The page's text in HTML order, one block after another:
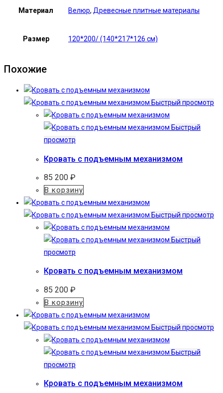
Материал Велюр, Древесные плитные материалы
Размер 120*200/ (140*217*126 см)
Похожие
Быстрый просмотр
Быстрый
просмотр
Кровать с подъемным механизмом
85 200 ₽
В корзину
Быстрый просмотр
Быстрый
просмотр
Кровать с подъемным механизмом
85 200 ₽
В корзину
Быстрый просмотр
Быстрый
просмотр
Кровать с подъемным механизмом